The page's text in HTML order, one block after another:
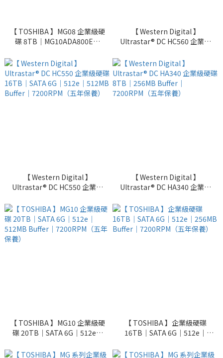
【 TOSHIBA 】MG08 企業級硬
碟 8TB｜MG10ADA800E｜
Buffer｜7200RPM（五年保
養）
【 Western Digital 】
Ultrastar® DC HC560 企業級
｜512MB Buffer｜
7200RPM（五年保養）
【 Western Digital 】
Ultrastar® DC HC550 企業級
｜512MB Buffer｜
7200RPM（五年保養）
【 Western Digital 】
Ultrastar® DC HA340 企業級
7200RPM（五年保養）
【 TOSHIBA 】MG10 企業級硬
碟 20TB｜SATA 6G｜512e｜
年保養）
【 TOSHIBA 】企業級硬碟
16TB｜SATA 6G｜512e｜
年保養）